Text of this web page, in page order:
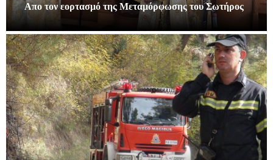
Απο τον εορτασμό της Μεταμόρφωσης του Σωτήρος